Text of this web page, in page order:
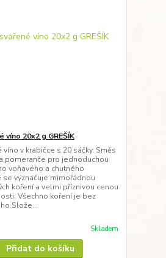
víno 20x2 g GREŠÍK
v krabičce s 20 sáčky. Směs
pomeranče pro jednoduchou
voňavého a chutného
se vyznačuje mimořádnou
koření a velmi příznivou cenou
Všechno koření je bez
Skladem
Přidat do košíku